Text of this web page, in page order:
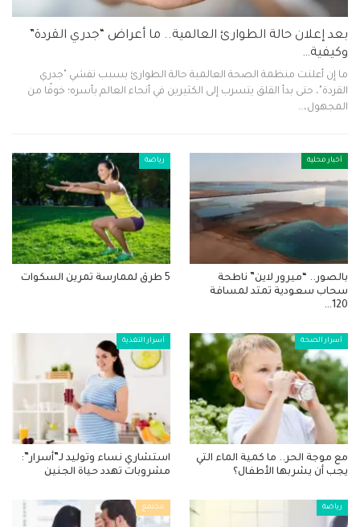
بعد إعلان حالة الطوارئ العالمية.. ما أعراض “جدري القردة”
وكيفية…
ما إن أعلنت منظمة الصحة العالمية حالة الطوارئ بسبب تفشي "جدري
القردة"، حتى بدأ القلق يتسرب إلى الكثيرين في أنحاء العالم بأسره؛ خوفًا من
المجهول،…
أخبار محلية
بالصور.. “ميرور لاين” ناطحة
سحاب سعودية تمتد لمسافة
120…
رياضة
5 طرق لممارسة تمرين السكوات
أسرار الصحة
مع موجة الحر.. ما كمية الماء التي
يجب أن يشربها الأطفال؟
أسرار التغذية
استشاري نساء وتوليد لـ”أسرار”:
مشروبات تهدد حياة الجنين
رياضة مجتمع